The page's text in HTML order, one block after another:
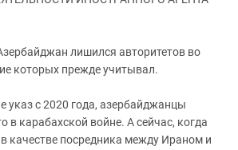
ЗАСТАВЛЯЕТ
лишился авторитетов во
которых прежде учитывал.
указ с 2020 года, азербайджанцы
в карабахской войне. А сейчас, когда
качестве посредника между Ираном и